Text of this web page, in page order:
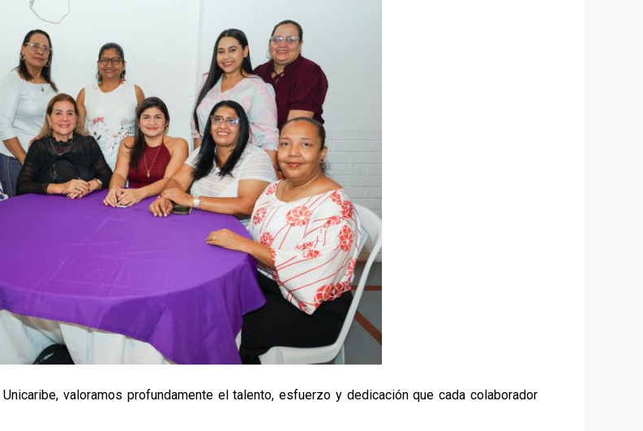
valoramos profundamente el talento, esfuerzo y dedicación que cada colaborador